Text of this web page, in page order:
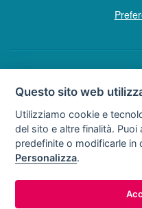
Copyright ©
Soggetto sottoposto a direzione
via A. Costa n° 2 -
Questo sito web
Utilizziamo cookie e
del sito e altre finalità.
predefinite o modificarle in
Personalizza.